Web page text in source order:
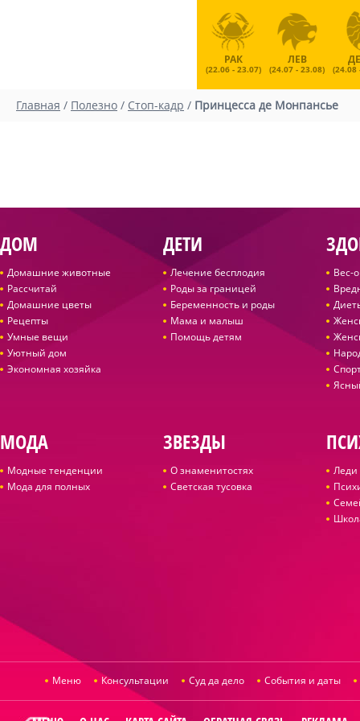
РАК
(22.06 - 23.07)
ЛЕВ
(24.07 - 23.08) (24.08
Главная / Полезно / Стоп-кадр / Принцесса де Монпансье
ДОМ
Домашние животные
Рассчитай
Домашние цветы
Рецепты
Умные вещи
Уютный дом
Экономная хозяйка
ДЕТИ
Лечение бесплодия
Роды за границей
Беременность и роды
Мама и малыш
Помощь детям
Вес-
МОДА
Модные тенденции
Мода для полных
ЗВЕЗДЫ
О знаменитостях
Светская тусовка
Леди
Меню Консультации Суд да дело События и даты